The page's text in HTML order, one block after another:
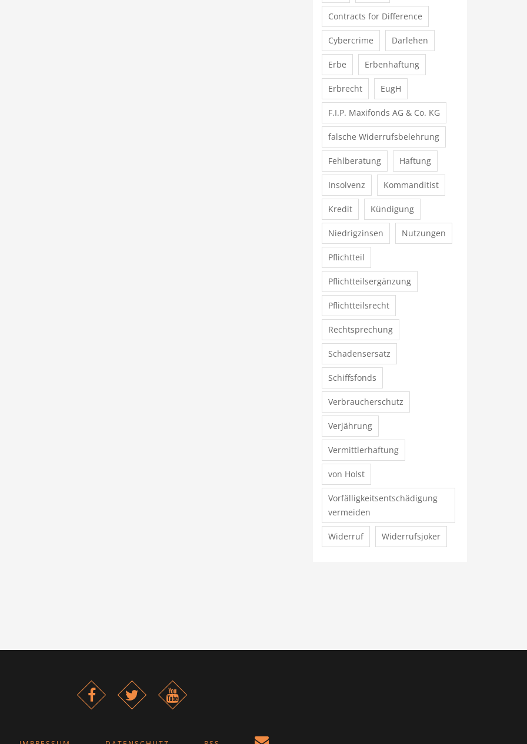
Contracts for Difference
Cybercrime Darlehen
Erbe Erbenhaftung
Erbrecht EugH
F.I.P. Maxifonds AG & Co. KG
falsche Widerrufsbelehrung
Fehlberatung Haftung
Insolvenz Kommanditist
Kredit Kündigung
Niedrigzinsen Nutzungen
Pflichtteil
Pflichtteilsergänzung
Pflichtteilsrecht
Rechtsprechung
Schadensersatz
Schiffsfonds
Verbraucherschutz
Verjährung
Vermittlerhaftung
von Holst
Vorfälligkeitsentschädigung
vermeiden
Widerruf Widerrufsjoker